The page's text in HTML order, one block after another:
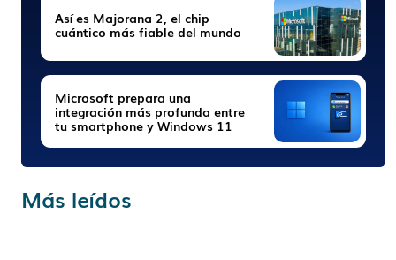
Así es Majorana 2, el chip
cuántico más fiable del mundo
Microsoft prepara una
integración más profunda entre
tu smartphone y Windows 11
Más leídos